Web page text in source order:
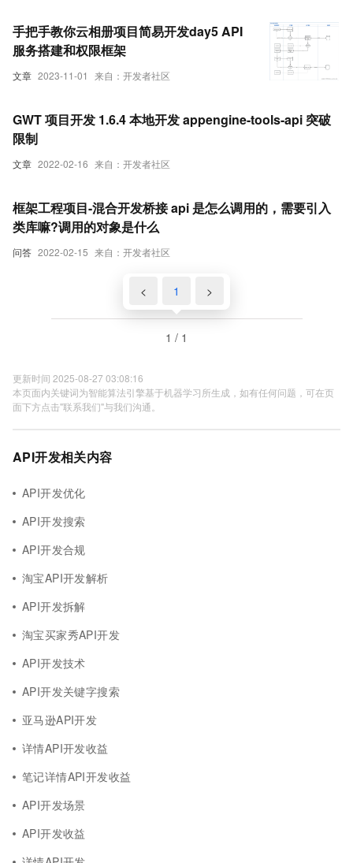
带token请求接口-优雅草卓伊凡
文章 2023-11-01 来自：开发者社区
手把手教你云相册项目简易开发day5 API
服务搭建和权限框架
文章 2022-02-16 来自：开发者社区
GWT 项目开发 1.6.4 本地开发 appengine-tools-api 突破
限制
问答 2022-02-15 来自：开发者社区
框架工程项目-混合开发桥接 api 是怎么调用的，需要引入
类库嘛?调用的对象是什么
< 1 >
1 / 1
更新时间 2025-08-27 03:08:16
本页面内关键词为智能算法引擎基于机器学习所生成，如有任何问题，可在页
面下方点击"联系我们"与我们沟通。
API开发相关内容
API开发优化
API开发搜索
API开发合规
淘宝API开发解析
API开发拆解
淘宝买家秀API开发
API开发技术
API开发关键字搜索
亚马逊API开发
详情API开发收益
笔记详情API开发收益
API开发场景
API开发收益